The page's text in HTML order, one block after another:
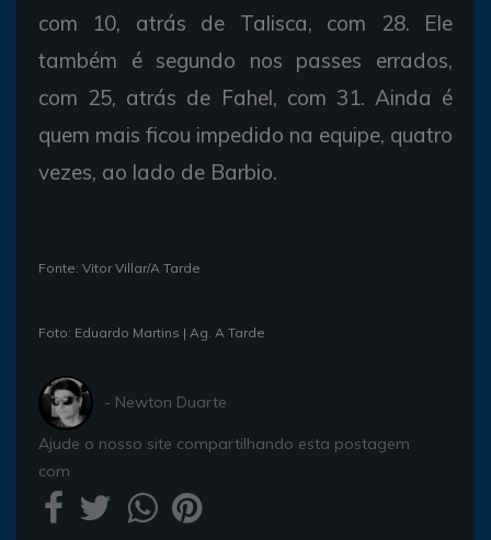
com 10, atrás de Talisca, com 28. Ele
também é segundo nos passes errados,
com 25, atrás de Fahel, com 31. Ainda é
quem mais ficou impedido na equipe, quatro
vezes, ao lado de Barbio.
Fonte: Vitor Villar/A Tarde
Foto: Eduardo Martins | Ag. A Tarde
- Newton Duarte
Ajude o nosso site compartilhando esta postagem
com